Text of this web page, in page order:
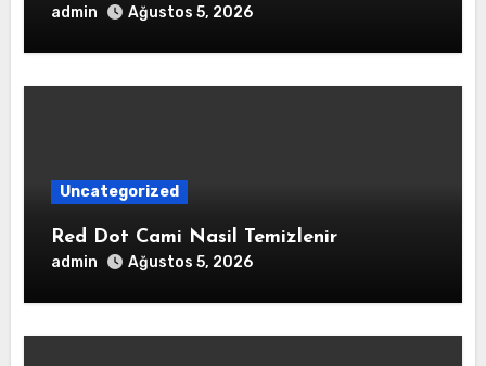
admin Ağustos 5, 2026
Uncategorized
Red Dot Cami Nasil Temizlenir
admin Ağustos 5, 2026